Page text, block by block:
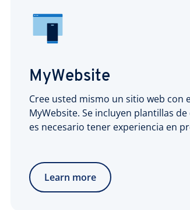
MyWebsite
Cree usted mismo un sitio web con
MyWebsite. Se incluyen plantillas
es necesario tener experiencia en
Learn more